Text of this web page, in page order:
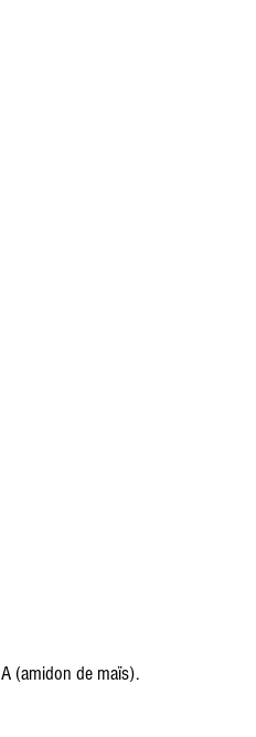
(amidon de maïs).